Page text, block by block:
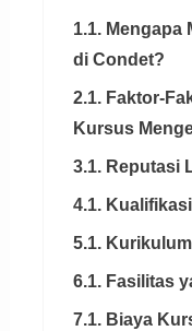
1.1. Mengapa
di Condet?
2.1. Faktor-
Kursus
3.1. Reputasi
4.1.
5.1.
6.1. Fasilitas
7.1. Biaya